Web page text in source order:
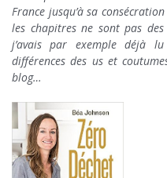
France jusqu’à sa
les chapitres ne sont pas
j’avais par exemple déjà
différences des us et
blog…